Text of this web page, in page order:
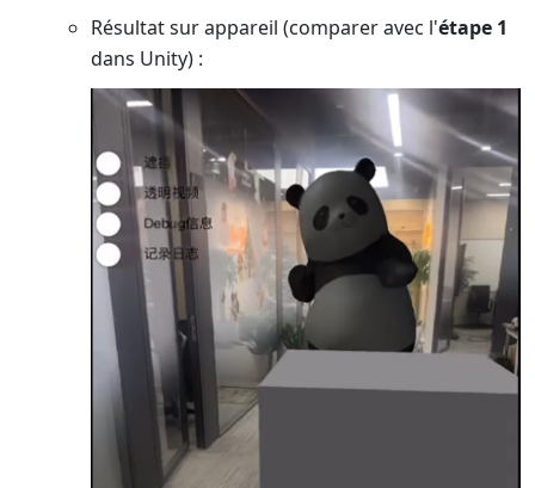
Résultat sur appareil (comparer avec l'étape 1
dans Unity) :